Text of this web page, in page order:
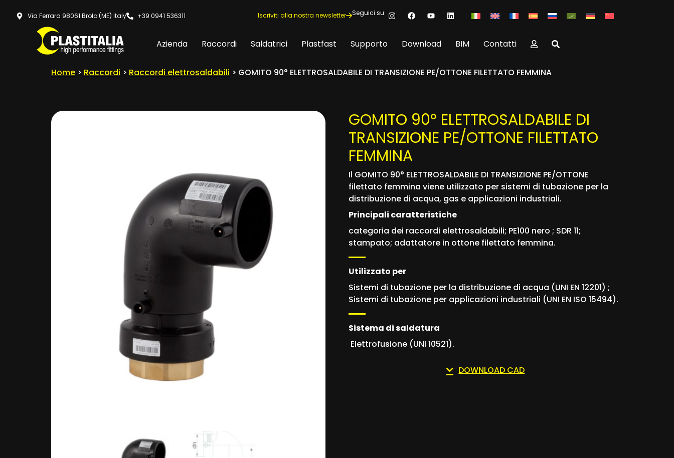
Via Ferrara 98061 Brolo (ME) Italy +39 0941 536311 Iscriviti alla nostra newsletter Seguici su
Azienda Raccordi Saldatrici Plastfast Supporto Download BIM Contatti
Home > Raccordi > Raccordi elettrosaldabili > GOMITO 90° ELETTROSALDABILE DI TRANSIZIONE PE/OTTONE FILETTATO FEMMINA
GOMITO 90° ELETTROSALDABILE DI
TRANSIZIONE PE/OTTONE FILETTATO
FEMMINA
Il GOMITO 90° ELETTROSALDABILE DI TRANSIZIONE PE/OTTONE
filettato femmina viene utilizzato per sistemi di tubazione per la
distribuzione di acqua, gas e applicazioni industriali.
Principali caratteristiche
categoria dei raccordi elettrosaldabili; PE100 nero ; SDR 11;
stampato; adattatore in ottone filettato femmina.
Utilizzato per
Sistemi di tubazione per la distribuzione di acqua (UNI EN 12201) ;
Sistemi di tubazione per applicazioni industriali (UNI EN ISO 15494).
Sistema di saldatura
Elettrofusione (UNI 10521).
DOWNLOAD CAD